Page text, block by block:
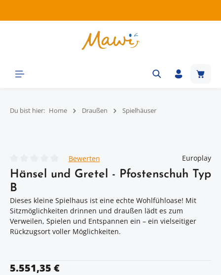
Du bist hier: Home Draußen Spielhäuser
Durchschnittliche Bewertung von 0 von 5 Sternen
Bewerten Europlay
Hänsel und Gretel - Pfostenschuh Typ
B
Dieses kleine Spielhaus ist eine echte Wohlfühloase! Mit
Sitzmöglichkeiten drinnen und draußen lädt es zum
Verweilen, Spielen und Entspannen ein – ein vielseitiger
Rückzugsort voller Möglichkeiten.
Regulärer Preis:
5.551,35 €